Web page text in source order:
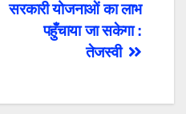
सरकारी योजनाओं का लाभ
पहुँचाया जा सकेगा :
तेजस्वी